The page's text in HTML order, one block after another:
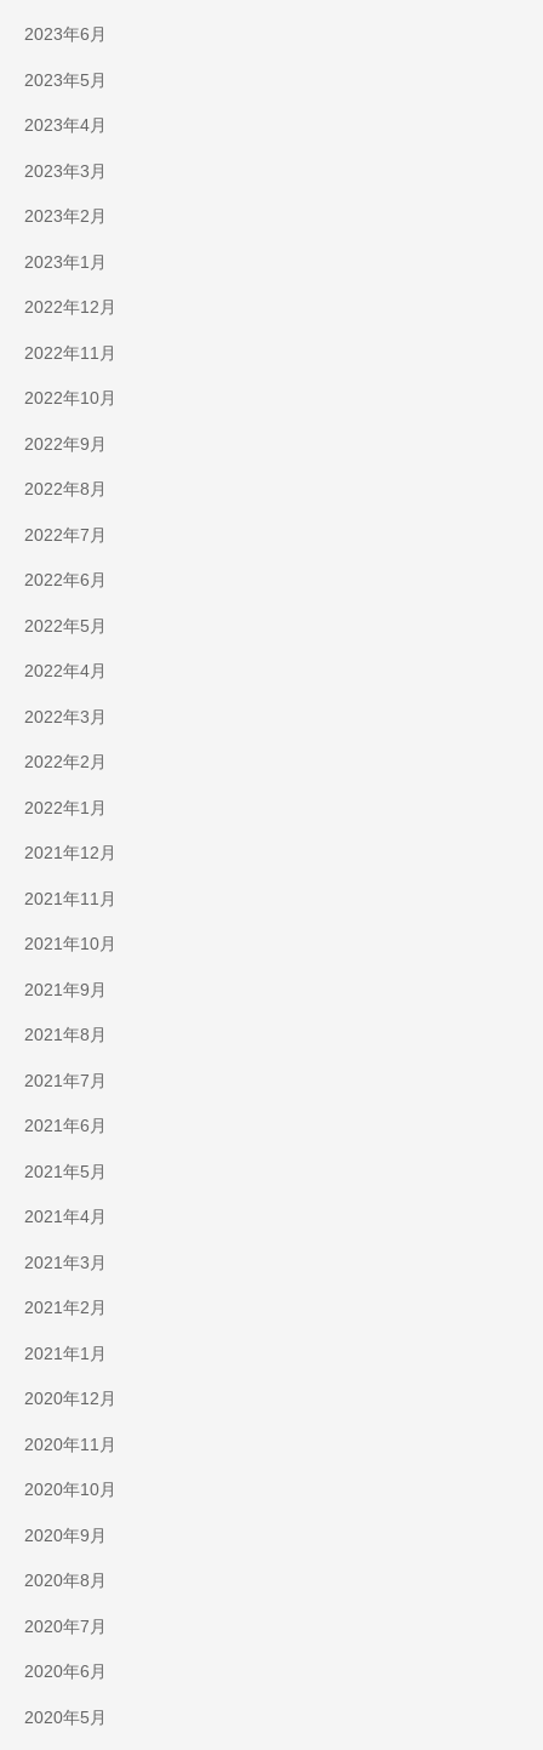
2023年6月
2023年5月
2023年4月
2023年3月
2023年2月
2023年1月
2022年12月
2022年11月
2022年10月
2022年9月
2022年8月
2022年7月
2022年6月
2022年5月
2022年4月
2022年3月
2022年2月
2022年1月
2021年12月
2021年11月
2021年10月
2021年9月
2021年8月
2021年7月
2021年6月
2021年5月
2021年4月
2021年3月
2021年2月
2021年1月
2020年12月
2020年11月
2020年10月
2020年9月
2020年8月
2020年7月
2020年6月
2020年5月